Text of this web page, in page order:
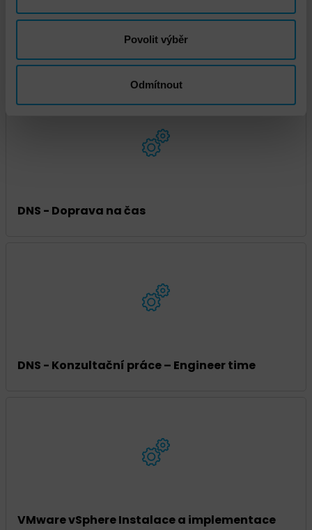
Povolit výběr
Odmítnout
DNS - Doprava standard
DNS - Doprava na čas
DNS - Konzultační práce – Engineer time
VMware vSphere Instalace a implementace